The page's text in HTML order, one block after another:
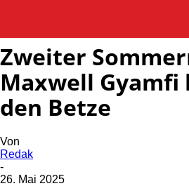
Zweiter
Maxwell
den Betze
Von
Redak
-
26. Mai 2025